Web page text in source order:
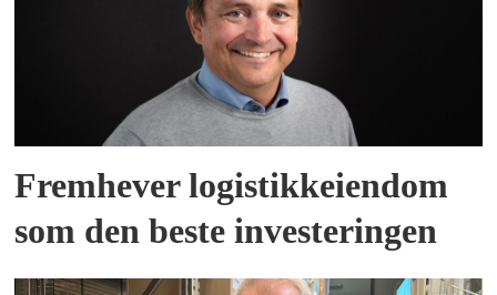
Fremhever logistikkeiendom
som den beste investeringen